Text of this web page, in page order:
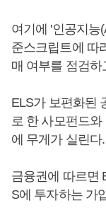
여기에 '인공지능
준스크립트에 따
매 여부를 점검하
ELS가 보편화된
로 한 사모펀드
에 무게가 실린다.
금융권에 따르면
S에 투자하는 가